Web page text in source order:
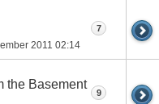
2011 02:14
7
the Basement
9